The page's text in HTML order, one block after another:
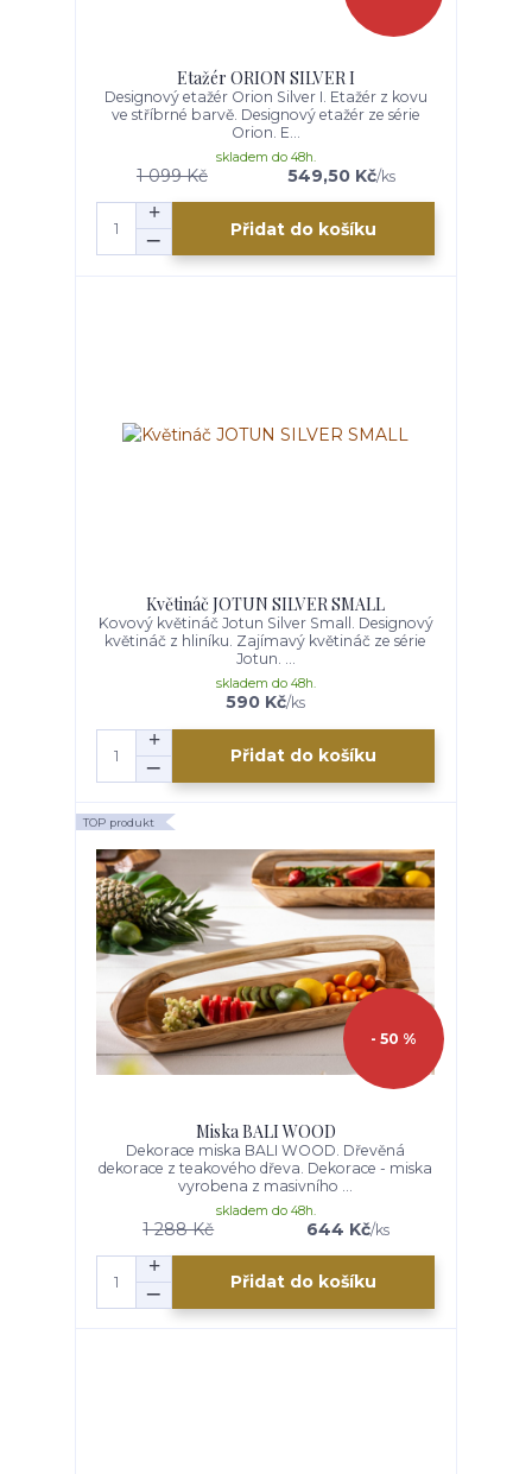
Etažér ORION SILVER I
Designový etažér Orion Silver I. Etažér z kovu
ve stříbrné barvě. Designový etažér ze série
Orion. E...
1 099 Kč 549,50 Kč/ks
skladem do 48h.
Přidat do košíku
Květináč JOTUN SILVER SMALL
Kovový květináč Jotun Silver Small. Designový
květináč z hliníku. Zajímavý květináč ze série
Jotun. ...
590 Kč/ks
skladem do 48h.
Přidat do košíku
TOP produkt
- 50 %
Miska BALI WOOD
Dekorace miska BALI WOOD. Dřevěná
dekorace z teakového dřeva. Dekorace - miska
vyrobena z masivního ...
1 288 Kč 644 Kč/ks
skladem do 48h.
Přidat do košíku